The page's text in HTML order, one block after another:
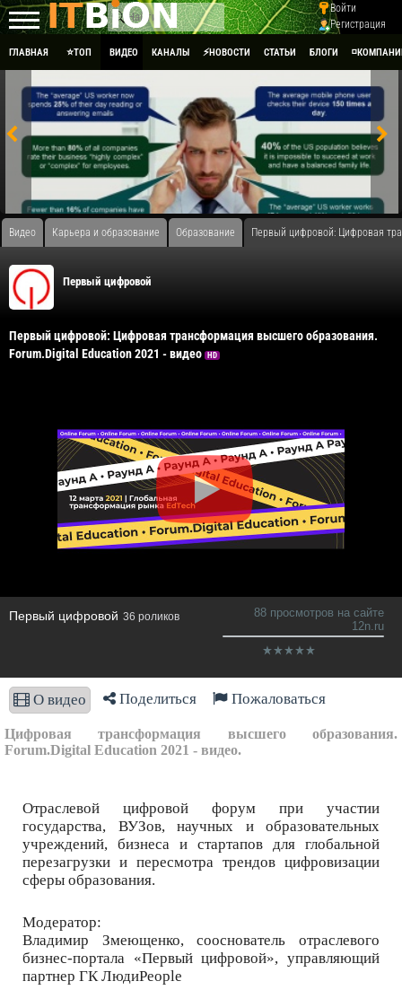
Войти
Регистрация
ГЛАВНАЯ ⭐ТОП ВИДЕО КАНАЛЫ ⚡НОВОСТИ СТАТЬИ БЛОГИ
Видео Карьера и образование Образование Первый цифровой: Цифровая
Первый цифровой
Первый цифровой: Цифровая трансформация высшего образования.
Forum.Digital Education 2021 - видео
HD
Первый цифровой 36 роликов
88 просмотров на сайте
12n.ru
О видео Поделиться Пожаловаться
Цифровая трансформация высшего образования.
Forum.Digital Education 2021 - видео.
Отраслевой цифровой форум при участии
государства, ВУЗов, научных и образовательных
учреждений, бизнеса и стартапов для глобальной
перезагрузки и пересмотра трендов цифровизации
сферы образования.
Модератор:
Владимир Змеющенко, сооснователь отраслевого
бизнес-портала «Первый цифровой», управляющий
партнер ГК ЛюдиPeople